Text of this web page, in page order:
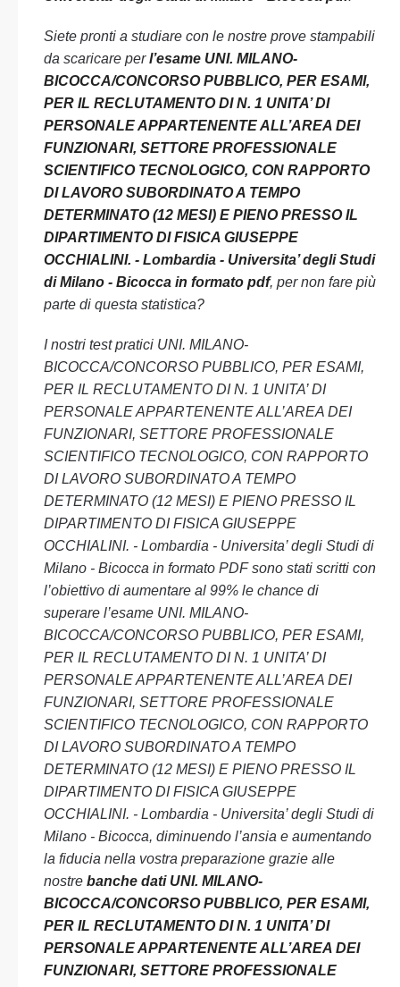
Siete pronti a studiare con le nostre prove stampabili
da scaricare perl’esame UNI. MILANO-
BICOCCA/CONCORSO PUBBLICO, PER ESAMI,
PER IL RECLUTAMENTO DI N. 1 UNITA’ DI
PERSONALE APPARTENENTE ALL’AREA DEI
FUNZIONARI, SETTORE PROFESSIONALE
SCIENTIFICO TECNOLOGICO, CON RAPPORTO
DI LAVORO SUBORDINATO A TEMPO
DETERMINATO (12 MESI) E PIENO PRESSO IL
DIPARTIMENTO DI FISICA GIUSEPPE
OCCHIALINI. - Lombardia - Universita’ degli Studi
di Milano - Bicocca in formato pdf, per non fare più
parte di questa statistica?
I nostri test pratici UNI. MILANO-
BICOCCA/CONCORSO PUBBLICO, PER ESAMI,
PER IL RECLUTAMENTO DI N. 1 UNITA’ DI
PERSONALE APPARTENENTE ALL’AREA DEI
FUNZIONARI, SETTORE PROFESSIONALE
SCIENTIFICO TECNOLOGICO, CON RAPPORTO
DI LAVORO SUBORDINATO A TEMPO
DETERMINATO (12 MESI) E PIENO PRESSO IL
DIPARTIMENTO DI FISICA GIUSEPPE
OCCHIALINI. - Lombardia - Universita’ degli Studi di
Milano - Bicocca in formato PDF sono stati scritti con
l’obiettivo di aumentare al 99% le chance di
superare l’esame UNI. MILANO-
BICOCCA/CONCORSO PUBBLICO, PER ESAMI,
PER IL RECLUTAMENTO DI N. 1 UNITA’ DI
PERSONALE APPARTENENTE ALL’AREA DEI
FUNZIONARI, SETTORE PROFESSIONALE
SCIENTIFICO TECNOLOGICO, CON RAPPORTO
DI LAVORO SUBORDINATO A TEMPO
DETERMINATO (12 MESI) E PIENO PRESSO IL
DIPARTIMENTO DI FISICA GIUSEPPE
OCCHIALINI. - Lombardia - Universita’ degli Studi di
Milano - Bicocca, diminuendo l’ansia e aumentando
la fiducia nella vostra preparazione grazie alle
nostre banche dati UNI. MILANO-
BICOCCA/CONCORSO PUBBLICO, PER ESAMI,
PER IL RECLUTAMENTO DI N. 1 UNITA’ DI
PERSONALE APPARTENENTE ALL’AREA DEI
FUNZIONARI, SETTORE PROFESSIONALE